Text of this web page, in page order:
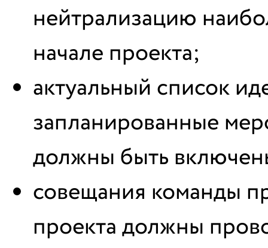
нейтрализацию
начале проекта;
актуальный список
запланированные
должны быть
совещания команды
проекта должны